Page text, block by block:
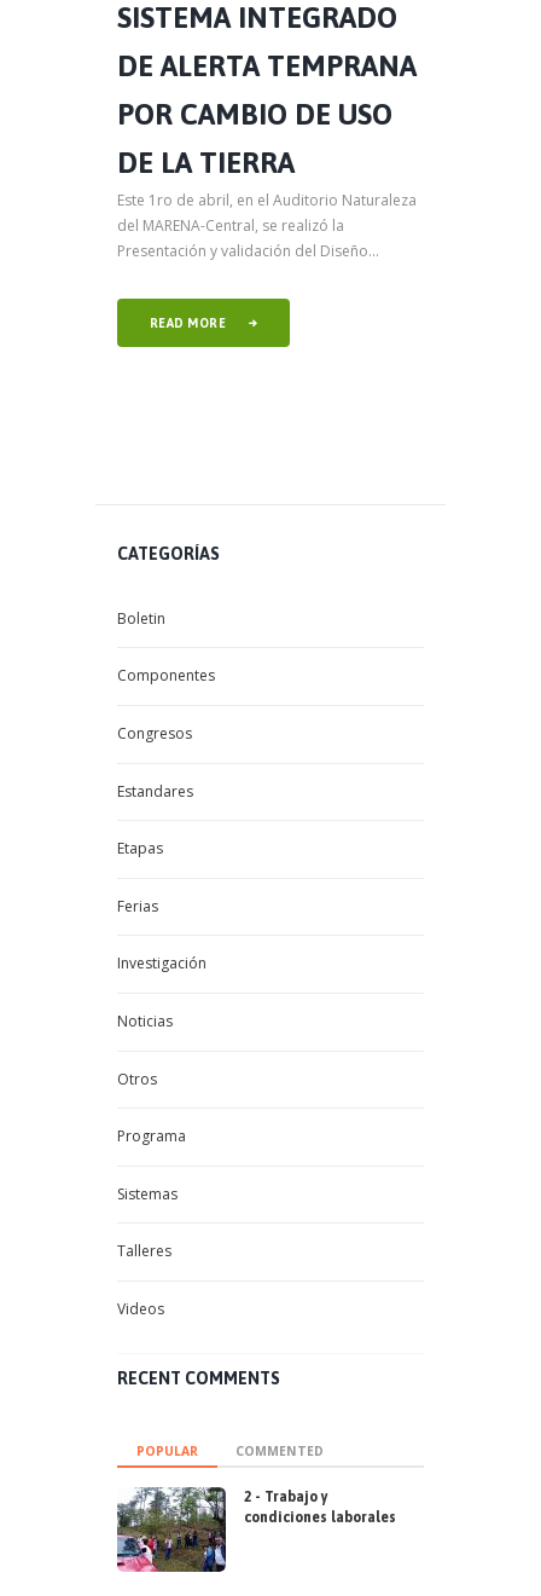
SISTEMA INTEGRADO
DE ALERTA TEMPRANA
POR CAMBIO DE USO
DE LA TIERRA
Este 1ro de abril, en el Auditorio Naturaleza
del MARENA-Central, se realizó la
Presentación y validación del Diseño...
READ MORE
CATEGORÍAS
Boletin
Componentes
Congresos
Estandares
Etapas
Ferias
Investigación
Noticias
Otros
Programa
Sistemas
Talleres
Videos
RECENT COMMENTS
POPULAR COMMENTED
2 - Trabajo y
condiciones laborales